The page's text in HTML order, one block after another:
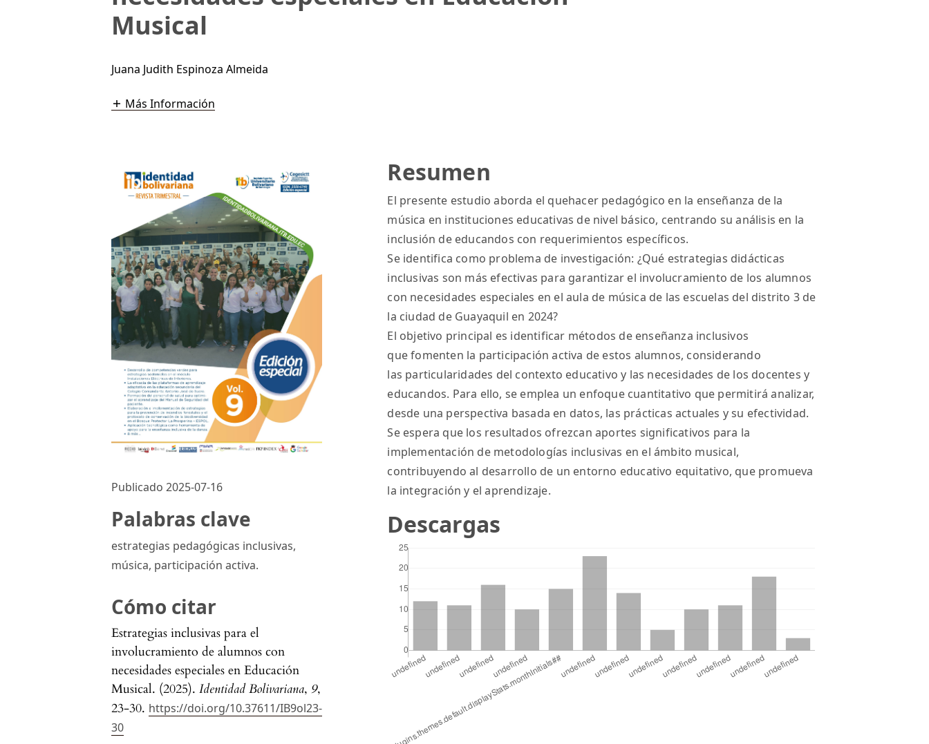
Musical
Juana Judith Espinoza Almeida
Más Información
Publicado 2025-07-16
Palabras clave
estrategias pedagógicas inclusivas,
música, participación activa.
Cómo citar
Estrategias inclusivas para el
involucramiento de alumnos con
necesidades especiales en Educación
Musical. (2025).Identidad Bolivariana,9,
23-30. https://doi.org/10.37611/IB9ol23-
30
Resumen
El presente estudio aborda el quehacer pedagógico en la enseñanza de la
música en instituciones educativas de nivel básico, centrando su análisis en la
inclusión de educandos con requerimientos específicos.
Se identifica como problema de investigación: ¿Qué estrategias didácticas
inclusivas son más efectivas para garantizar el involucramiento de los alumnos
con necesidades especiales en el aula de música de las escuelas del distrito 3 de
la ciudad de Guayaquil en 2024?
El objetivo principal es identificar métodos de enseñanza inclusivos
que fomenten la participación activa de estos alumnos, considerando
las particularidades del contexto educativo y las necesidades de los docentes y
educandos. Para ello, se emplea un enfoque cuantitativo que permitirá analizar,
desde una perspectiva basada en datos, las prácticas actuales y su efectividad.
Se espera que los resultados ofrezcan aportes significativos para la
implementación de metodologías inclusivas en el ámbito musical,
contribuyendo al desarrollo de un entorno educativo equitativo, que promueva
la integración y el aprendizaje.
Descargas